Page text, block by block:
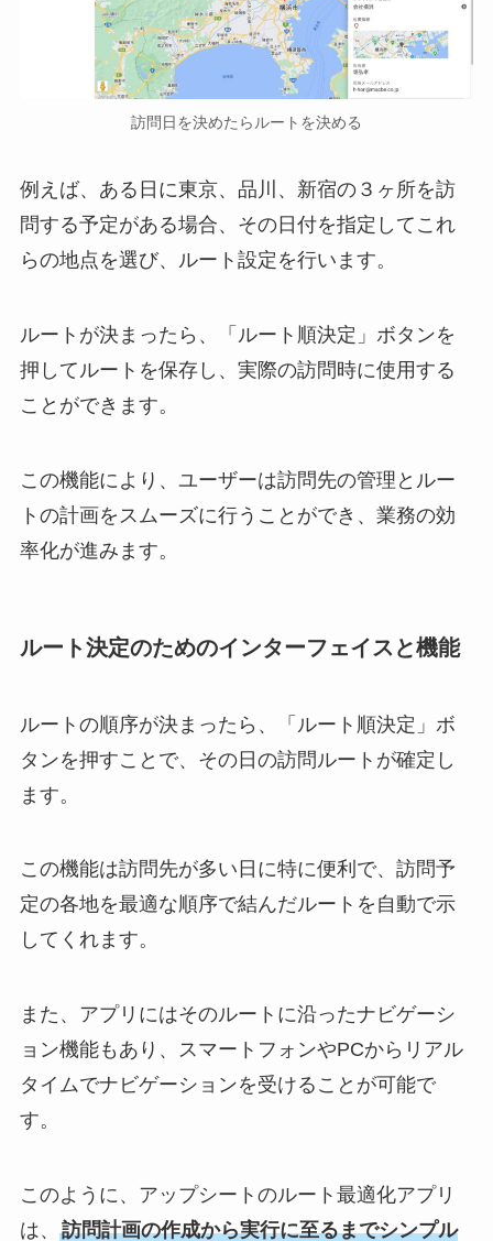
訪問日を決めたらルートを決める
例えば、ある日に東京、品川、新宿の３ヶ所を訪
問する予定がある場合、その日付を指定してこれ
らの地点を選び、ルート設定を行います。
ルートが決まったら、「ルート順決定」ボタンを
押してルートを保存し、実際の訪問時に使用する
ことができます。
この機能により、ユーザーは訪問先の管理とルー
トの計画をスムーズに行うことができ、業務の効
率化が進みます。
ルート決定のためのインターフェイスと機能
ルートの順序が決まったら、「ルート順決定」ボ
タンを押すことで、その日の訪問ルートが確定し
ます。
この機能は訪問先が多い日に特に便利で、訪問予
定の各地を最適な順序で結んだルートを自動で示
してくれます。
また、アプリにはそのルートに沿ったナビゲーシ
ョン機能もあり、スマートフォンやPCからリアル
タイムでナビゲーションを受けることが可能で
す。
このように、アップシートのルート最適化アプリ
は、 訪問計画の作成から実行に至るまでシンプル